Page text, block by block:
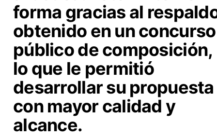
forma gracias al
obtenido en un concurso
público de composición,
lo que le permitió
desarrollar su propuesta
con mayor calidad y
alcance.